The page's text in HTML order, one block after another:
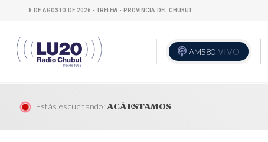
8 DE AGOSTO DE 2026 - TRELEW - PROVINCIA DEL CHUBUT
AM580 VIVO
Estás escuchando: ACÁ ESTAMOS